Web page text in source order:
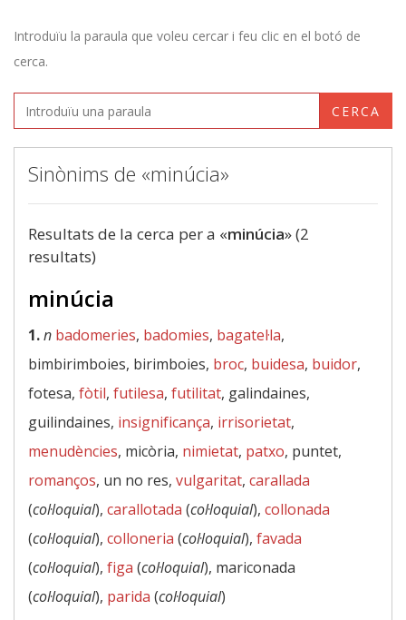
Introduïu la paraula que voleu cercar i feu clic en el botó de
cerca.
CERCA
Sinònims de «minúcia»
Resultats de la cerca per a «minúcia» (2
resultats)
minúcia
1.n badomeries, badomies, bagatel·la,
bimbirimboies, birimboies, broc, buidesa, buidor,
fotesa, fòtil, futilesa, futilitat, galindaines,
guilindaines, insignificança, irrisorietat,
menudències, micòria, nimietat, patxo, puntet,
romanços, un no res, vulgaritat, carallada
(col·loquial), carallotada (col·loquial), collonada
(col·loquial), colloneria (col·loquial), favada
(col·loquial), figa (col·loquial), mariconada
(col·loquial), parida (col·loquial)